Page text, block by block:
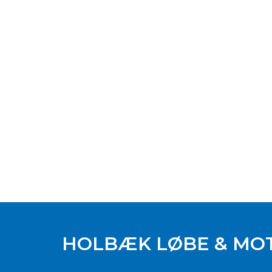
HOLBÆK LØBE &